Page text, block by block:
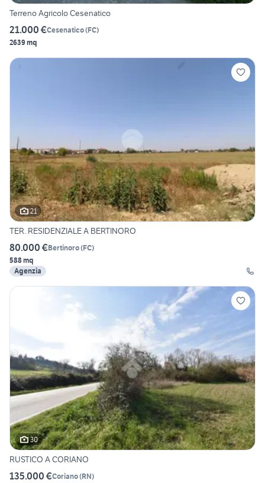
Terreno Agricolo Cesenatico
21.000 €Cesenatico(FC)
2639 mq
21
TER. RESIDENZIALE A BERTINORO
80.000 €Bertinoro(FC)
588 mq
Agenzia
30
RUSTICO A CORIANO
135.000 €Coriano(RN)